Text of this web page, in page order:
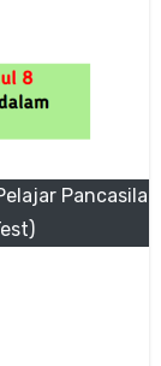
Pancasila